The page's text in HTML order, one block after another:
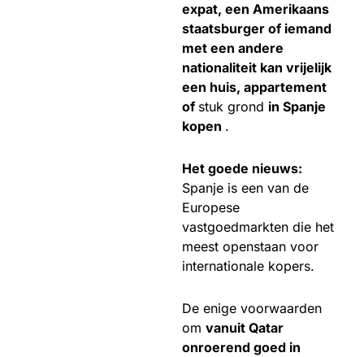
expat, een Amerikaans
staatsburger of iemand
met een andere
nationaliteit kan vrijelijk
een huis, appartement
of stuk grond in Spanje
kopen .
Het goede nieuws:
Spanje is een van de
Europese
vastgoedmarkten die het
meest openstaan voor
internationale kopers.
De enige voorwaarden
om vanuit Qatar
onroerend goed in